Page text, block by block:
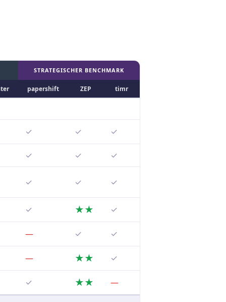
STRATEGISCHER BENCHMARK
paper­shift ZEP timr
✓ ✓ ✓
✓ ✓ ✓
✓ ✓ ✓
✓ ★★ ✓
— ✓ ✓
— ★★ ✓
✓ ★★ —